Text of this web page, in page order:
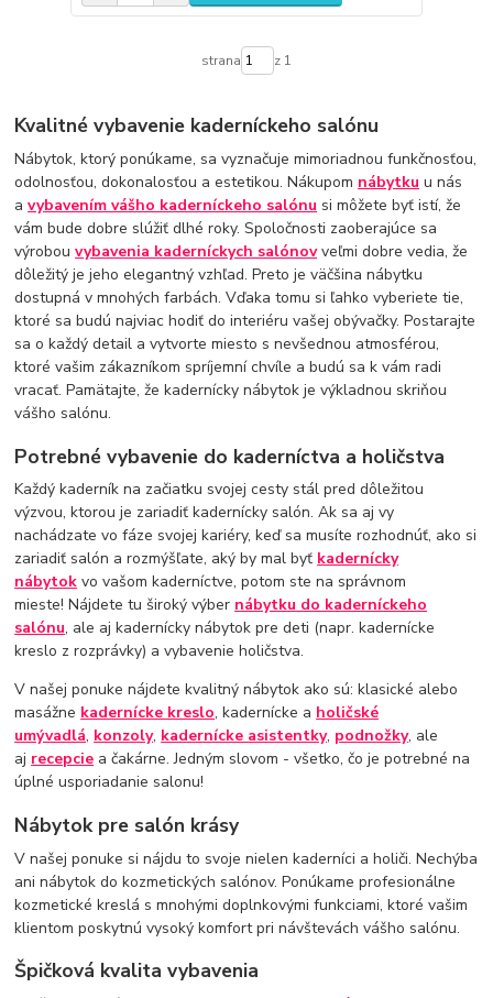
strana z 1
Kvalitné vybavenie kaderníckeho salónu
Nábytok, ktorý ponúkame, sa vyznačuje mimoriadnou funkčnosťou,
odolnosťou, dokonalosťou a estetikou. Nákupom nábytku u nás
avybavením vášho kaderníckeho salónu si môžete byť istí, že
vám bude dobre slúžiť dlhé roky. Spoločnosti zaoberajúce sa
výrobouvybavenia kaderníckych salónovveľmi dobre vedia, že
dôležitý je jeho elegantný vzhľad. Preto je väčšina nábytku
dostupná v mnohých farbách. Vďaka tomu si ľahko vyberiete tie,
ktoré sa budú najviac hodiť do interiéru vašej obývačky. Postarajte
sa o každý detail a vytvorte miesto s nevšednou atmosférou,
ktoré vašim zákazníkom spríjemní chvíle a budú sa k vám radi
vracať. Pamätajte, že kadernícky nábytok je výkladnou skriňou
vášho salónu.
Potrebné vybavenie do kaderníctva a holičstva
Každý kaderník na začiatku svojej cesty stál pred dôležitou
výzvou, ktorou je zariadiť kadernícky salón. Ak sa aj vy
nachádzate vo fáze svojej kariéry, keď sa musíte rozhodnúť, ako si
zariadiť salón a rozmýšľate, aký by mal byť kadernícky
nábytok vo vašom kaderníctve, potom ste na správnom
mieste! Nájdete tu široký výber nábytku do kaderníckeho
salónu, ale aj kadernícky nábytok pre deti (napr. kadernícke
kreslo z rozprávky) a vybavenie holičstva.
V našej ponuke nájdete kvalitný nábytok ako sú: klasické alebo
masážne kadernícke kreslo, kadernícke a holičské
umývadlá, konzoly, kadernícke asistentky, podnožky, ale
aj recepcie a čakárne. Jedným slovom - všetko, čo je potrebné na
úplné usporiadanie salonu!
Nábytok pre salón krásy
V našej ponuke si nájdu to svoje nielen kaderníci a holiči. Nechýba
ani nábytok do kozmetických salónov. Ponúkame profesionálne
kozmetické kreslá s mnohými doplnkovými funkciami, ktoré vašim
klientom poskytnú vysoký komfort pri návštevách vášho salónu.
Špičková kvalita vybavenia